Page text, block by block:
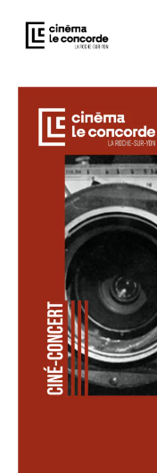
Entrez votre mot
(film, réalisateur,